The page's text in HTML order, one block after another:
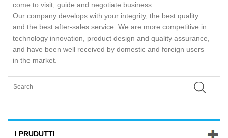
come to visit, guide and negotiate business
Our company develops with your integrity, the best quality
and the best after-sales service. We are more competitive in
technology innovation, product design and quality assurance,
and have been well received by domestic and foreign users
in the market.
I PRUDUTTI